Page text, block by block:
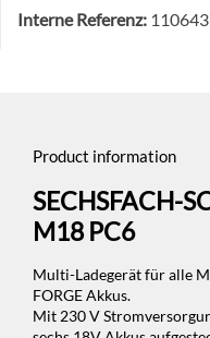
Interne Referenz:
Product information
SECHSFACH-
M18 PC6
Multi-Ladegerät für alle
FORGE Akkus.
Mit 230 V